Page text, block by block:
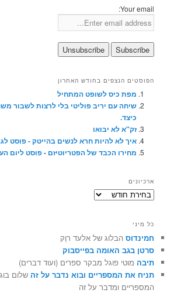
Your email:
הפוסטים הנצפים בחודש האחרון
מפת כיס לשופט המתחיל
שיחה עם יריב פוליטי בלי לרצות לשבור
כיצד.
זק"א לא יבואו
איך לא להיות חרא לנשים בהייטק - פוסט
מחירו הכבד של הפטריוטיזם - פוסט ליום
ארכיונים
ארכיונים
כל מיני
חמינדוס הבלוג של אלעד רוֶק
סרטן בגב האומה בפייסבוק
תיבה מוטי פוגל מבקר ספרים (ועוד דברים)
תניח את המספריים ובוא נדבר על זה שלום
המספריים ומדבר על זה